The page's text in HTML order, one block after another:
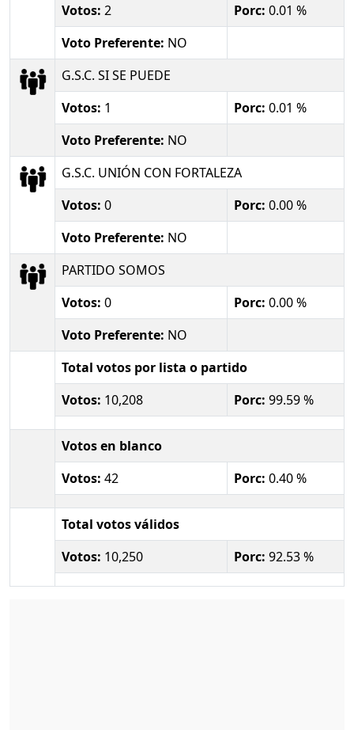
Votos: 2 Porc: 0.01 %
Voto Preferente: NO
G.S.C. SI SE PUEDE
Votos: 1 Porc: 0.01 %
Voto Preferente: NO
G.S.C. UNIÓN CON FORTALEZA
Votos: 0 Porc: 0.00 %
Voto Preferente: NO
PARTIDO SOMOS
Votos: 0 Porc: 0.00 %
Voto Preferente: NO
Total votos por lista o partido
Votos: 10,208 Porc: 99.59 %
Votos en blanco
Votos: 42 Porc: 0.40 %
Total votos válidos
Votos: 10,250 Porc: 92.53 %